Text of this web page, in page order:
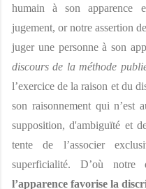
humain à son apparence
jugement, or notre assertion
juger une personne à son
discours de la méthode
l’exercice de la raison et du
son raisonnement qui n’est
supposition, d'ambiguïté et
tente de l’associer
superficialité. D’où notre
l’apparence favorise la